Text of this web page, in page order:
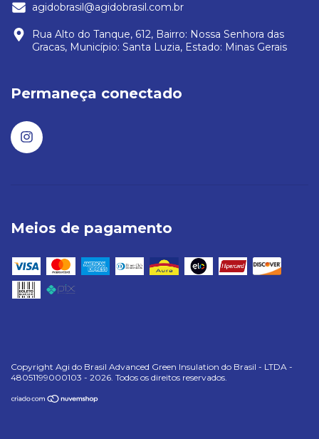
agidobrasil@agidobrasil.com.br
Rua Alto do Tanque, 612, Bairro: Nossa Senhora das
Gracas, Município: Santa Luzia, Estado: Minas Gerais
Permaneça conectado
Meios de pagamento
Copyright Agi do Brasil Advanced Green Insulation do Brasil - LTDA -
48051199000103 - 2026. Todos os direitos reservados.